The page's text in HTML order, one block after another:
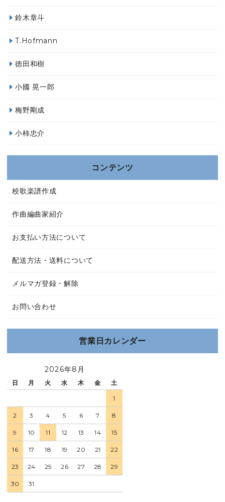
鈴木章斗
T.Hofmann
徳田和樹
小國 晃一郎
梅野剛成
小柿忠介
コンテンツ
校歌楽譜作成
作曲編曲家紹介
お支払い方法について
配送方法・送料について
メルマガ登録・解除
お問い合わせ
営業日カレンダー
2026年8月
日 月 火 水 木 金 土
1
2 3 4 5 6 7 8
9 10 11 12 13 14 15
16 17 18 19 20 21 22
23 24 25 26 27 28 29
30 31